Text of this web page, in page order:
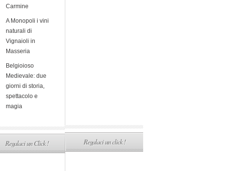
Carmine
A Monopoli i vini
naturali di
Vignaioli in
Masseria
Belgioioso
Medievale: due
giorni di storia,
spettacolo e
magia
Regalaci un Click ! Regalaci un click !